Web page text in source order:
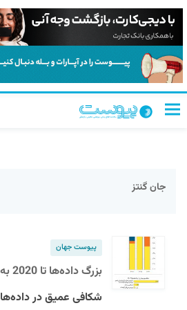
جان گنتز
پیوست جهان
بزرگ داده‌‌ها تا 2020 به کجا خواهند رفت
شکافی عمیق در داده‌ها